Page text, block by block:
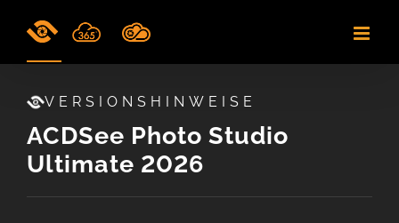
VERSIONSHINWEISE
ACDSee Photo Studio
Ultimate 2026